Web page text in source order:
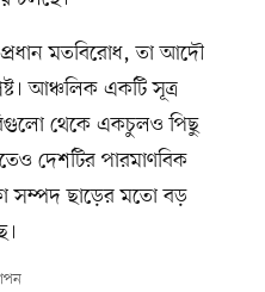
মতবিরোধ, তা আদৌ
আঞ্চলিক একটি সূত্র
থেকে একচুলও পিছু
দেশটির পারমাণবিক
সম্পদ ছাড়ের মতো বড়